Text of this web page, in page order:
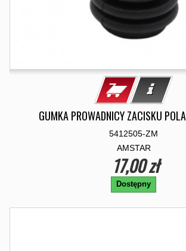
GUMKA PROWADNICY ZACISKU
5412505-ZM
AMSTAR
17,00 zł
Dostępny